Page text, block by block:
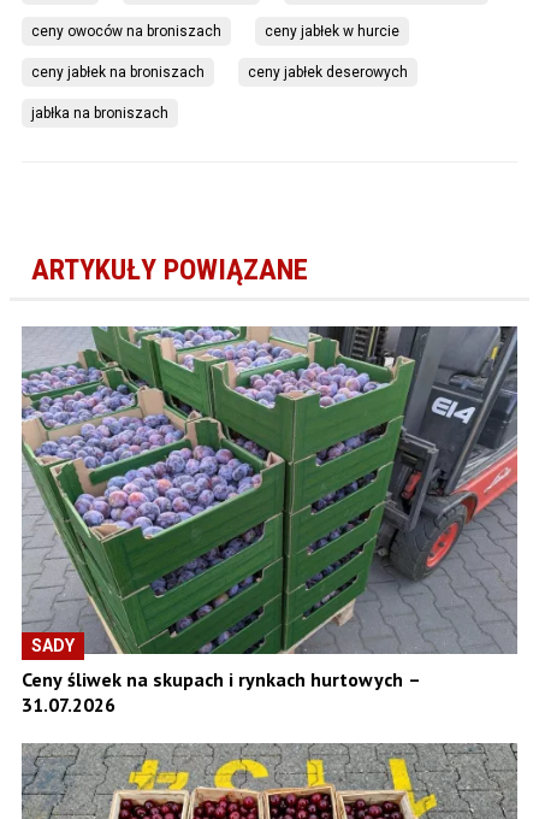
ceny owoców na broniszach ceny jabłek w hurcie
ceny jabłek na broniszach ceny jabłek deserowych
jabłka na broniszach
ARTYKUŁY POWIĄZANE
SADY
Ceny śliwek na skupach i rynkach hurtowych –
31.07.2026